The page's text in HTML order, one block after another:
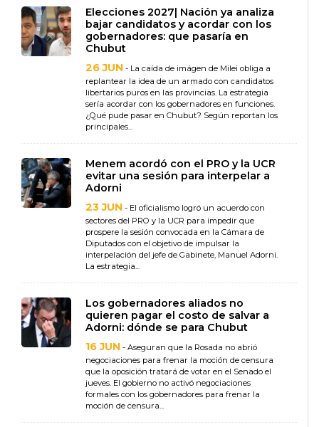
Elecciones 2027| Nación ya analiza
bajar candidatos y acordar con los
gobernadores: que pasaría en
Chubut
26 JUN - La caída de imágen de Milei obliga a
replantear la idea de un armado con candidatos
libertarios puros en las provincias. La estrategia
sería acordar con los gobernadores en funciones.
¿Qué pude pasar en Chubut? Según reportan los
principales...
Menem acordó con el PRO y la UCR
evitar una sesión para interpelar a
Adorni
23 JUN - El oficialismo logró un acuerdo con
sectores del PRO y la UCR para impedir que
prospere la sesión convocada en la Cámara de
Diputados con el objetivo de impulsar la
interpelación del jefe de Gabinete, Manuel Adorni.
La estrategia...
Los gobernadores aliados no
quieren pagar el costo de salvar a
Adorni: dónde se para Chubut
16 JUN - Aseguran que la Rosada no abrió
negociaciones para frenar la moción de censura
que la oposición tratará de votar en el Senado el
jueves. El gobierno no activó negociaciones
formales con los gobernadores para frenar la
moción de censura...